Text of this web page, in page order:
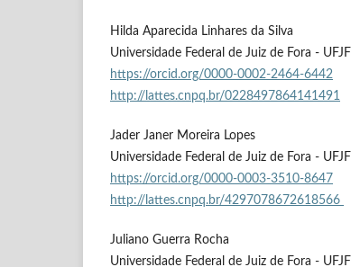
Hilda Aparecida Linhares da Silva
Universidade Federal de Juiz de Fora - UFJF
https://orcid.org/0000-0002-2464-6442
http://lattes.cnpq.br/0228497864141491
Jader Janer Moreira Lopes
Universidade Federal de Juiz de Fora - UFJF
https://orcid.org/0000-0003-3510-8647
http://lattes.cnpq.br/4297078672618566
Juliano Guerra Rocha
Universidade Federal de Juiz de Fora - UFJF